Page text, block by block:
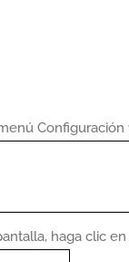
haga clic